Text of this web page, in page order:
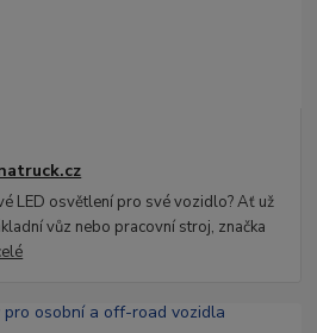
LED osvětlení pro své vozidlo? Ať už
vůz nebo pracovní stroj, značka